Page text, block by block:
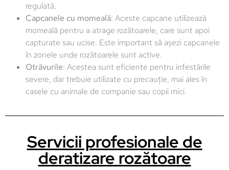
regulată.
Capcanele cu momeală: Aceste capcane utilizează
momeală pentru a atrage rozătoarele, care sunt apoi
capturate sau ucise. Este important să așezi capcanele
în zonele unde rozătoarele sunt active.
Otrăvurile: Acestea sunt eficiente pentru infestările
severe, dar trebuie utilizate cu precauție, mai ales în
casele cu animale de companie sau copii mici.
Servicii profesionale de
deratizare rozătoare